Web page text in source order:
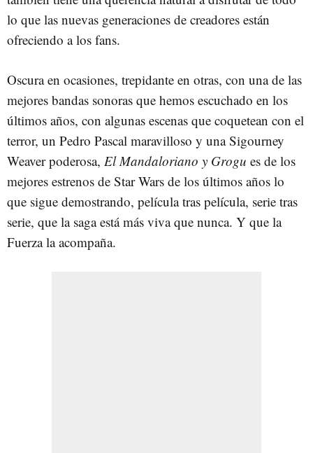
lo que las nuevas generaciones de creadores están
ofreciendo a los fans.
Oscura en ocasiones, trepidante en otras, con una de las
mejores bandas sonoras que hemos escuchado en los
últimos años, con algunas escenas que coquetean con el
terror, un Pedro Pascal maravilloso y una Sigourney
Weaver poderosa, El Mandaloriano y Grogu es de los
mejores estrenos de Star Wars de los últimos años lo
que sigue demostrando, película tras película, serie tras
serie, que la saga está más viva que nunca. Y que la
Fuerza la acompaña.